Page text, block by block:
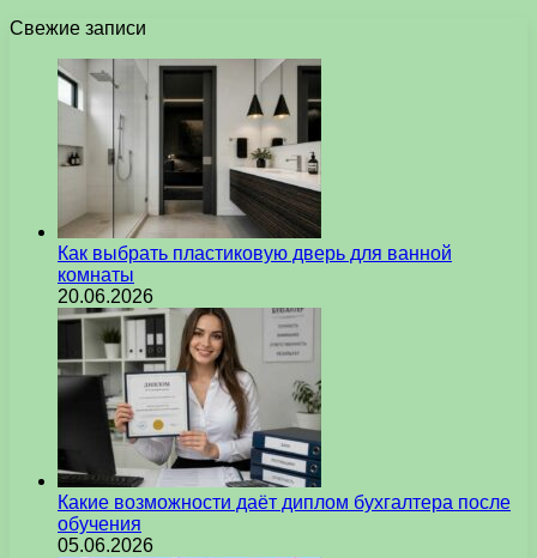
Свежие записи
Как выбрать пластиковую дверь для ванной
комнаты
20.06.2026
Какие возможности даёт диплом бухгалтера после
обучения
05.06.2026